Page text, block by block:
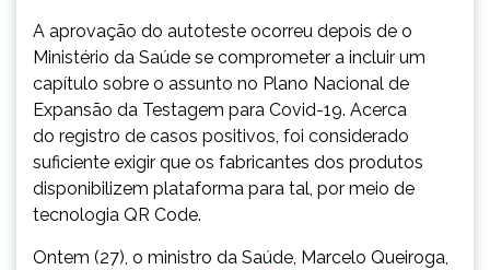
A aprovação do autoteste ocorreu depois de o
Ministério da Saúde se comprometer a incluir um
capítulo sobre o assunto no Plano Nacional de
Expansão da Testagem para Covid-19. Acerca
do registro de casos positivos, foi considerado
suficiente exigir que os fabricantes dos produtos
disponibilizem plataforma para tal, por meio de
tecnologia QR Code.
Ontem (27), o ministro da Saúde, Marcelo Queiroga,